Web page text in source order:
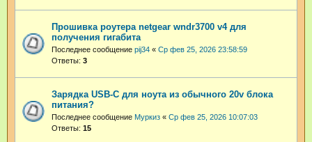
Прошивка роутера netgear wndr3700 v4 для
получения гигабита
Последнее сообщение pij34 « Ср фев 25, 2026 23:58:59
Ответы: 3
Зарядка USB-C для ноута из обычного 20v блока
питания?
Последнее сообщение Муркиз « Ср фев 25, 2026 10:07:03
Ответы: 15